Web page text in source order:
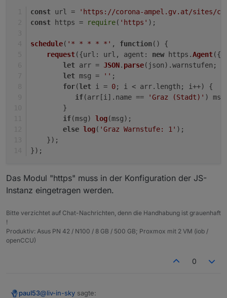
const url =
'https://corona-ampel.gv.at/sites/
const https = require( 'https' );
schedule( '* * * * *' , function( ) {
request({url : url, agent : new https.Agent({
let arr = JSON. parse(json).warnstufen ;
let msg = '' ;
for(let i = 0; i < arr. length ; i++) {
if(arr[i]. name == 'Graz (Stadt)' )
        }
if(msg) log(msg);
else log( 'Graz Warnstufe: 1' );
    });
});
Das Modul "https" muss in der Konfiguration der JS-
Instanz eingetragen werden.
Bitte verzichtet auf Chat-Nachrichten, denn die Handhabung ist grauenhaft
!
Produktiv: Asus PN 42 / N100 / 8 GB / 500 GB; Proxmox mit 2 VM (iob /
openCCU)
0
paul53@liv-in-sky sagte: